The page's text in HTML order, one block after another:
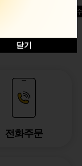
허니옥
전화주문
닫기